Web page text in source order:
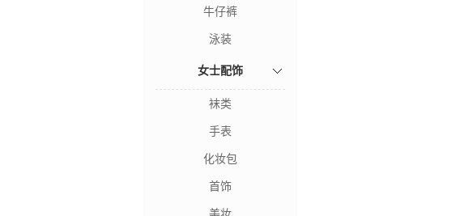
牛仔裤
泳装
女士配饰
袜类
手表
化妆包
首饰